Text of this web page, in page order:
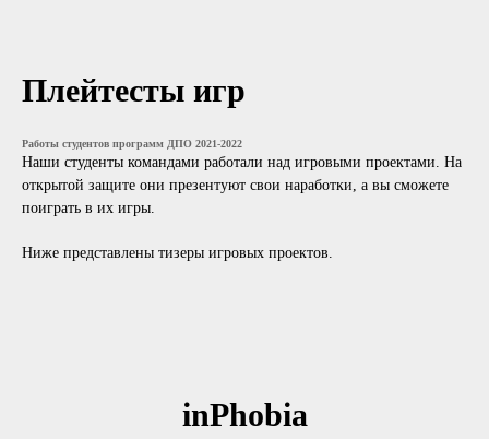
Плейтесты игр
Работы студентов программ ДПО 2021-2022
Наши студенты командами работали над игровыми проектами. На
открытой защите они презентуют свои наработки, а вы сможете
поиграть в их игры.
Ниже представлены тизеры игровых проектов.
inPhobia